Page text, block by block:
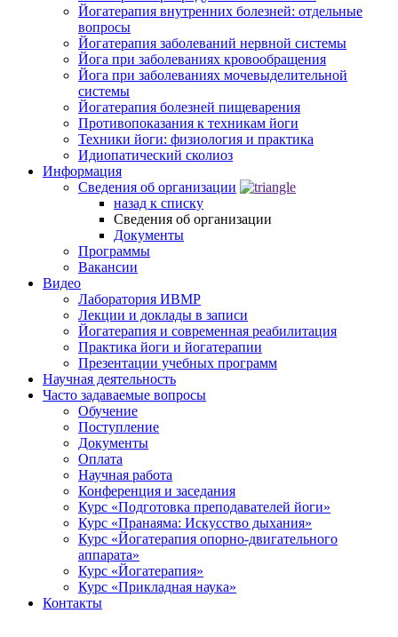
Йогатерапия внутренних болезней: отдельные
вопросы
Йогатерапия заболеваний нервной системы
Йога при заболеваниях кровообращения
Йога при заболеваниях мочевыделительной
системы
Йогатерапия болезней пищеварения
Противопоказания к техникам йоги
Техники йоги: физиология и практика
Идиопатический сколиоз
Информация
Сведения об организации
назад к списку
Сведения об организации
Документы
Программы
Вакансии
Видео
Лаборатория ИВМР
Лекции и доклады в записи
Йогатерапия и современная реабилитация
Практика йоги и йогатерапии
Презентации учебных программ
Научная деятельность
Часто задаваемые вопросы
Обучение
Поступление
Документы
Оплата
Научная работа
Конференция и заседания
Курс «Подготовка преподавателей йоги»
Курс «Пранаяма: Искусство дыхания»
Курс «Йогатерапия опорно-двигательного
аппарата»
Курс «Йогатерапия»
Курс «Прикладная наука»
Контакты